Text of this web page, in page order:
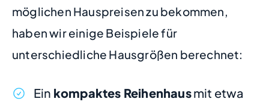
möglichen Hauspreisen zu bekommen,
haben wir einige Beispiele für
unterschiedliche Hausgrößen berechnet:
Ein kompaktes Reihenhausmit etwa